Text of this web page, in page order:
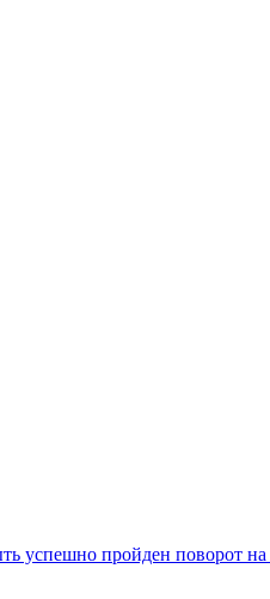
успешно пройден поворот на